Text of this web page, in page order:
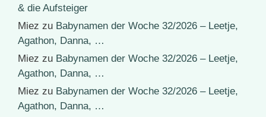
& die Aufsteiger
Miez zu Babynamen der Woche 32/2026 – Leetje,
Agathon, Danna, …
Miez zu Babynamen der Woche 32/2026 – Leetje,
Agathon, Danna, …
Miez zu Babynamen der Woche 32/2026 – Leetje,
Agathon, Danna, …